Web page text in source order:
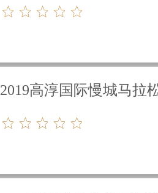
2019高淳国际慢城马拉